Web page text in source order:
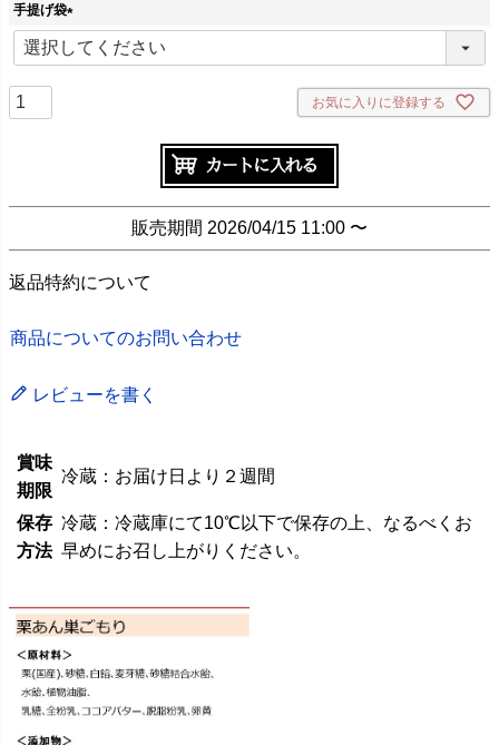
手提げ袋
必
お気に入りに登録する
販売期間 2026/04/15 11:00 〜
返品特約について
商品についてのお問い合わせ
レビューを書く
賞味
期限
冷蔵：お届け日より２週間
保存
方法
冷蔵：冷蔵庫にて10℃以下で保存の上、なるべくお
早めにお召し上がりください。